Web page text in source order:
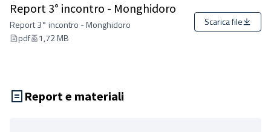
Report 3° incontro - Monghidoro
Report 3° incontro - Monghidoro
pdf
1,72 MB
Scarica file
Report e materiali